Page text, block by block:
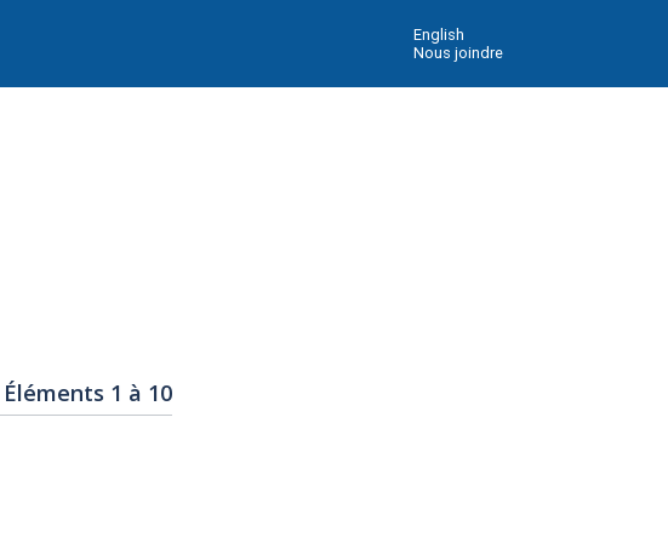
English
Nous joindre
Éléments 1 à 10